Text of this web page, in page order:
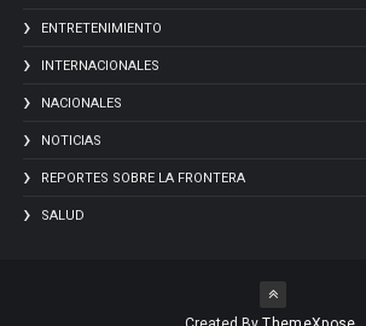
ENTRETENIMIENTO
INTERNACIONALES
NACIONALES
NOTICIAS
REPORTES SOBRE LA FRONTERA
SALUD